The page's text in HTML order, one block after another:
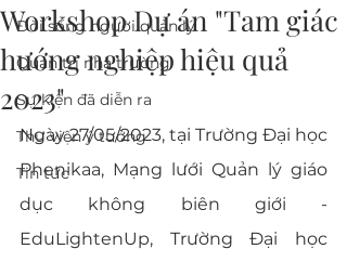
Đời sống người quản lý
Quản trị nhà trường
Sự kiện đã diễn ra
Thư viện ý tưởng
Tin tức
Workshop Dự án "Tam giác
hướng nghiệp hiệu quả
2023"
Ngày 27/05/2023, tại Trường Đại học
Phenikaa, Mạng lưới Quản lý giáo
dục không biên giới -
EduLightenUp, Trường Đại học